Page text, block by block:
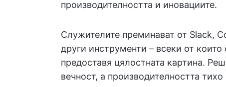
производителността и иновациите.
Служителите преминават от Slack,
други инструменти – всеки от
предоставя цялостната картина.
вечност, а производителността тихо